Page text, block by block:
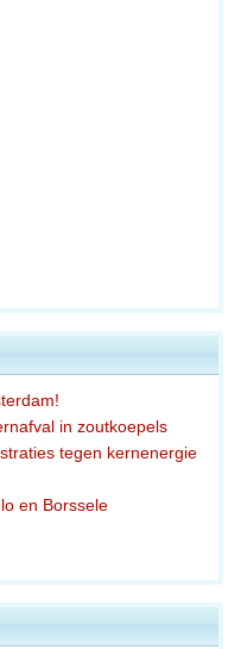
in zoutkoepels
tegen kernenergie
en Borssele